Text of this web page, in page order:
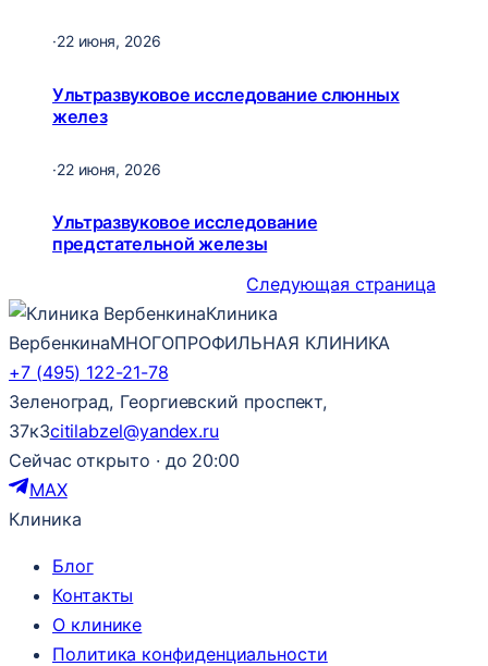
·22 июня, 2026
Ультразвуковое исследование слюнных
желез
·22 июня, 2026
Ультразвуковое исследование
предстательной железы
Следующая страница
Клиника
ВербенкинаМНОГОПРОФИЛЬНАЯ КЛИНИКА
+7 (495) 122-21-78
Зеленоград, Георгиевский проспект,
37к3citilabzel@yandex.ru
Сейчас открыто · до 20:00
MAX
Клиника
Блог
Контакты
О клинике
Политика конфиденциальности